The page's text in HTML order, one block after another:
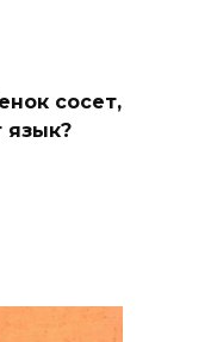
сосет,
язык?